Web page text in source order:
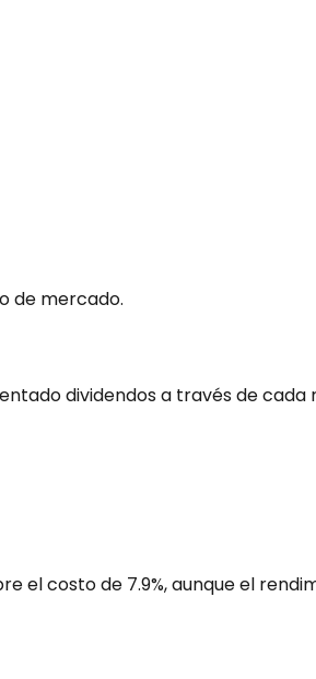
de mercado.
dividendos a través de cada
el costo de 7.9%, aunque el